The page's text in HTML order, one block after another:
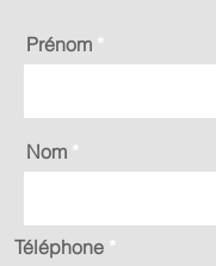
Prénom
Nom
Téléphone